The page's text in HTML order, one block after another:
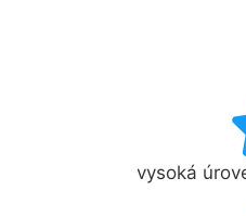
vysoká